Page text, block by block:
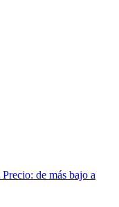
Precio: de más bajo a